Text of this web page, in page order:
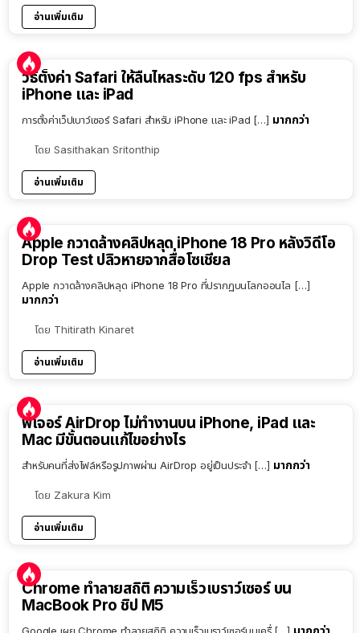
อ่านเพิ่มเติม
วิธีตั้งค่า Safari ให้ลื่นไหลระดับ 120 fps สำหรับ
iPhone และ iPad
การตั้งค่าเว็ปเบาว์เซอร์ Safari สำหรับ iPhone และ iPad […] มากกว่า
โดย Sasithakan Sritonthip
อ่านเพิ่มเติม
Apple กวาดล้างคลิปหลุด iPhone 18 Pro หลังวิดีโอ
Drop Test ปลิวหายจากสื่อโซเชียล
Apple กวาดล้างคลิปหลุด iPhone 18 Pro ที่ปรากฏบนโลกออนไล […]
มากกว่า
โดย Thitirath Kinaret
อ่านเพิ่มเติม
ฟีเจอร์ AirDrop ไม่ทำงานบน iPhone, iPad และ
Mac มีขั้นตอนแก้ไขอย่างไร
สำหรับคนที่ส่งไฟล์หรือรูปภาพผ่าน AirDrop อยู่เป็นประจำ […] มากกว่า
โดย Zakura Kim
อ่านเพิ่มเติม
Chrome ทำลายสถิติ ความเร็วเบราว์เซอร์ บน
MacBook Pro ชิป M5